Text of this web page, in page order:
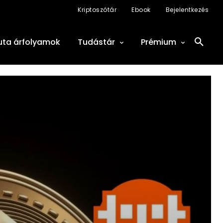
Kriptoszótár Ebook Bejelentkezés
árfolyamok Tudástár Prémium